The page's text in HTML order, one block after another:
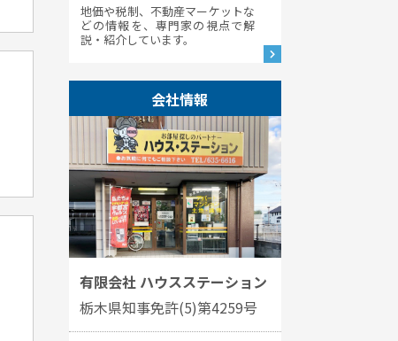
地価や税制、不動産マーケットな
どの情報を、専門家の視点で解
説・紹介しています。
会社情報
有限会社 ハウスステーション
栃木県知事免許(5)第4259号